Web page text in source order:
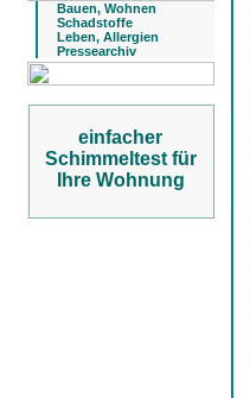
Bauen, Wohnen
Schadstoffe
Leben, Allergien
Pressearchiv
einfacher
Schimmeltest für
Ihre Wohnung